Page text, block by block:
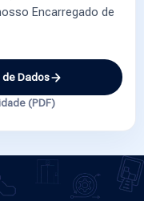
Encarregado de
Dados
(PDF)